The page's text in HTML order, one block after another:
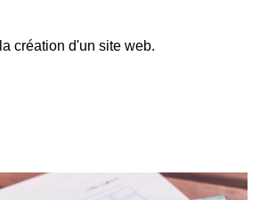
création d'un site web.